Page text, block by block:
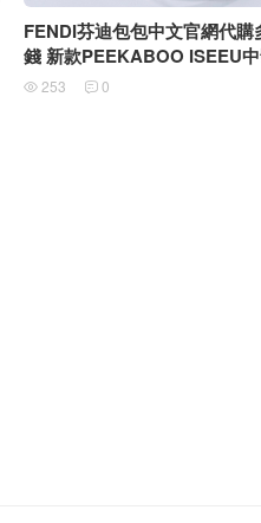
FENDI芬迪包包中文官網代購
錢 新款PEEKABOO ISEEU
提包
 253  0